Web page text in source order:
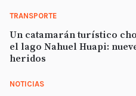
TRANSPORTE
Un catamarán turístico
el lago Nahuel Huapi:
heridos
NOTICIAS